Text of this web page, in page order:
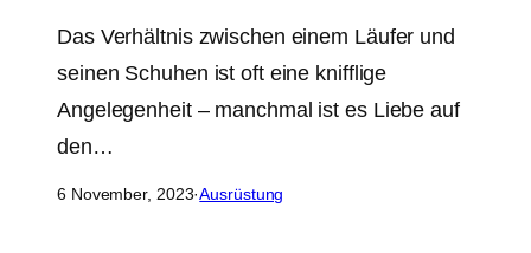
Das Verhältnis zwischen einem Läufer und
seinen Schuhen ist oft eine knifflige
Angelegenheit – manchmal ist es Liebe auf
den…
6 November, 2023·Ausrüstung